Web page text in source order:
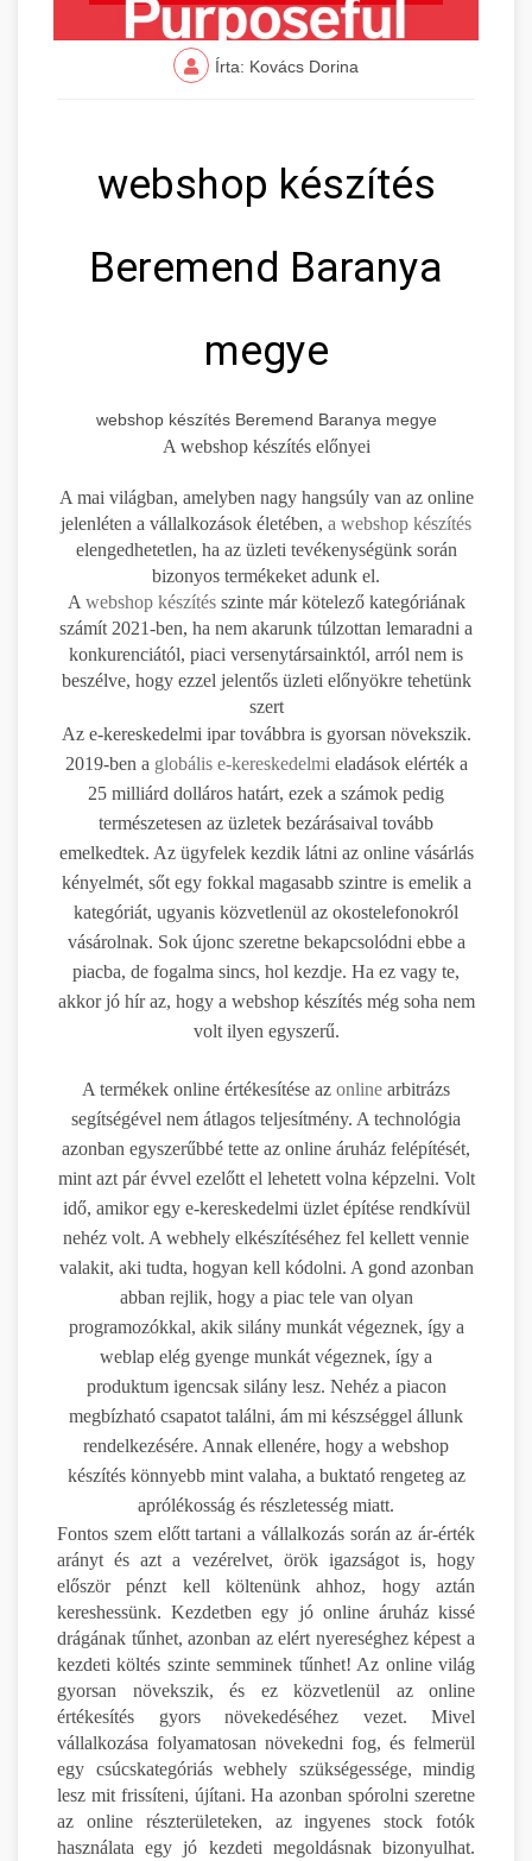
Írta: Kovács Dorina
webshop készítés
Beremend Baranya
megye
webshop készítés Beremend Baranya megye
A webshop készítés előnyei
A mai világban, amelyben nagy hangsúly van az online
jelenléten a vállalkozások életében, a webshop készítés
elengedhetetlen, ha az üzleti tevékenységünk során
bizonyos termékeket adunk el.
A webshop készítésszinte már kötelező kategóriának
számít 2021-ben, ha nem akarunk túlzottan lemaradni a
konkurenciától, piaci versenytársainktól, arról nem is
beszélve, hogy ezzel jelentős üzleti előnyökre tehetünk
szert
Az e-kereskedelmi ipar továbbra is gyorsan növekszik.
2019-ben a globális e-kereskedelmi eladások elérték a
25 milliárd dolláros határt, ezek a számok pedig
természetesen az üzletek bezárásaival tovább
emelkedtek. Az ügyfelek kezdik látni az online vásárlás
kényelmét, sőt egy fokkal magasabb szintre is emelik a
kategóriát, ugyanis közvetlenül az okostelefonokról
vásárolnak. Sok újonc szeretne bekapcsolódni ebbe a
piacba, de fogalma sincs, hol kezdje. Ha ez vagy te,
akkor jó hír az, hogy a webshop készítés még soha nem
volt ilyen egyszerű.
A termékek online értékesítése az online arbitrázs
segítségével nem átlagos teljesítmény. A technológia
azonban egyszerűbbé tette az online áruház felépítését,
mint azt pár évvel ezelőtt el lehetett volna képzelni. Volt
idő, amikor egy e-kereskedelmi üzlet építése rendkívül
nehéz volt. A webhely elkészítéséhez fel kellett vennie
valakit, aki tudta, hogyan kell kódolni. A gond azonban
abban rejlik, hogy a piac tele van olyan
programozókkal, akik silány munkát végeznek, így a
weblap elég gyenge munkát végeznek, így a
produktum igencsak silány lesz. Nehéz a piacon
megbízható csapatot találni, ám mi készséggel állunk
rendelkezésére. Annak ellenére, hogy a webshop
készítés könnyebb mint valaha, a buktató rengeteg az
aprólékosság és részletesség miatt.
Fontos szem előtt tartani a vállalkozás során az ár-érték
arányt és azt a vezérelvet, örök igazságot is, hogy
először pénzt kell költenünk ahhoz, hogy aztán
kereshessünk. Kezdetben egy jó online áruház kissé
drágának tűnhet, azonban az elért nyereséghez képest a
kezdeti költés szinte semminek tűnhet! Az online világ
gyorsan növekszik, és ez közvetlenül az online
értékesítés gyors növekedéséhez vezet. Mivel
vállalkozása folyamatosan növekedni fog, és felmerül
egy csúcskategóriás webhely szükségessége, mindig
lesz mit frissíteni, újítani. Ha azonban spórolni szeretne
az online részterületeken, az ingyenes stock fotók
használata egy jó kezdeti megoldásnak bizonyulhat.